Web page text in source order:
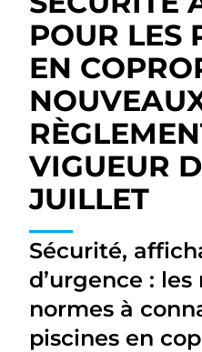
POUR LES
EN
VIGUEUR
JUILLET
Sécurité,
d’urgence :
normes à
piscines en